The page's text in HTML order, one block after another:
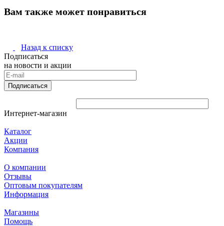
Вам также может понравиться
Назад к списку
Подписаться
на новости и акции
Подписаться
Интернет-магазин
Каталог
Акции
Компания
О компании
Отзывы
Оптовым покупателям
Информация
Магазины
Помощь